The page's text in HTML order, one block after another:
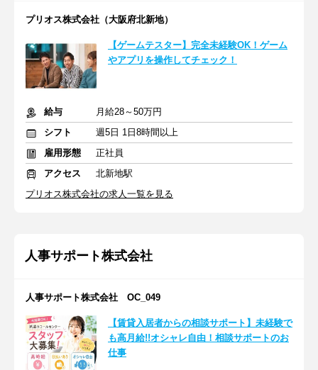
プリオス株式会社（大阪府北新地）
【ゲームテスター】完全未経験OK！ゲーム
やアプリを操作してチェック！
給与
月給28～50万円
シフト
週5日 1日8時間以上
雇用形態
正社員
アクセス
北新地駅
プリオス株式会社の求人一覧を見る
人事サポート株式会社
人事サポート株式会社 OC_049
【賃貸入居者からの相談サポート】未経験で
も高月給!!オシャレ自由！相談サポートのお
仕事